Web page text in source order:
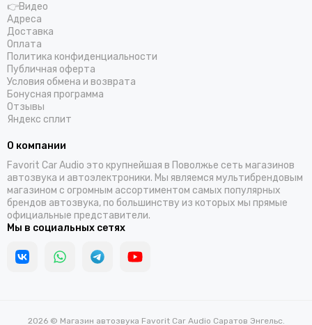
👉Видео
Адреса
Доставка
Оплата
Политика конфиденциальности
Публичная оферта
Условия обмена и возврата
Бонусная программа
Отзывы
Яндекс сплит
О компании
Favorit Car Audio это крупнейшая в Поволжье сеть магазинов
автозвука и автоэлектроники. Мы являемся мультибрендовым
магазином с огромным ассортиментом самых популярных
брендов автозвука, по большинству из которых мы прямые
официальные представители.
Мы в социальных сетях
2026 © Магазин автозвука Favorit Car Audio Саратов Энгельс.